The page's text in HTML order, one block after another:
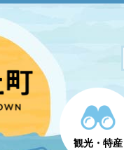
観光・特産